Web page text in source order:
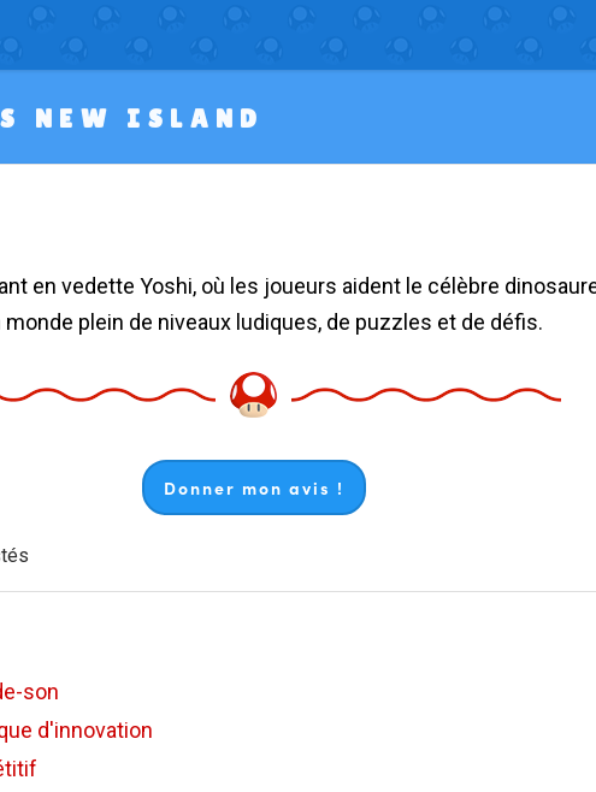
NEW ISLAND
monde plein de niveaux ludiques, de puzzles et de défis.
Donner mon avis !
son
d'innovation